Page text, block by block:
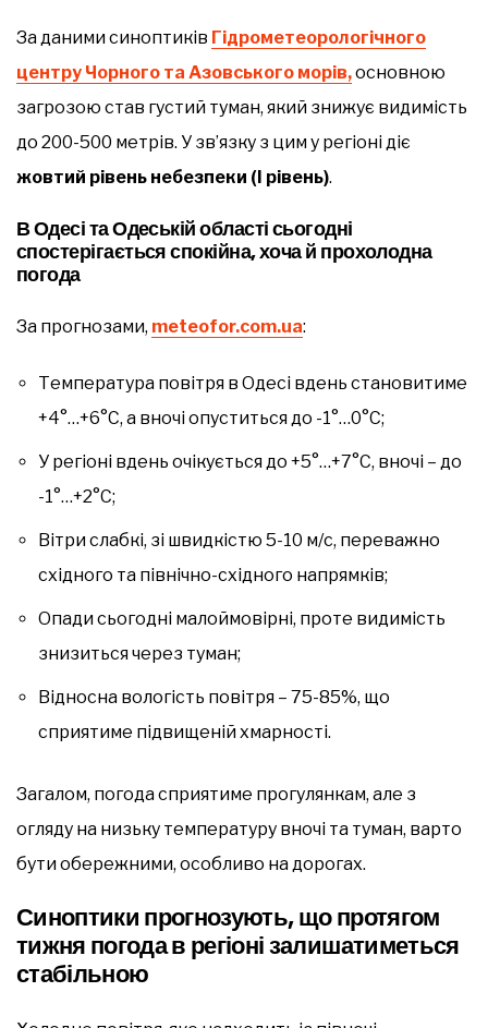
За даними синоптиків Гідрометеорологічного
центру Чорного та Азовського морів,основною
загрозою став густий туман, який знижує видимість
до 200-500 метрів. У зв’язку з цим у регіоні діє
жовтий рівень небезпеки (I рівень).
В Одесі та Одеській області сьогодні
спостерігається спокійна, хоча й прохолодна
погода
За прогнозами, meteofor.com.ua:
Температура повітря в Одесі вдень становитиме
+4°…+6°C, а вночі опуститься до -1°…0°C;
У регіоні вдень очікується до +5°…+7°C, вночі – до
-1°…+2°C;
Вітри слабкі, зі швидкістю 5-10 м/с, переважно
східного та північно-східного напрямків;
Опади сьогодні малоймовірні, проте видимість
знизиться через туман;
Відносна вологість повітря – 75-85%, що
сприятиме підвищеній хмарності.
Загалом, погода сприятиме прогулянкам, але з
огляду на низьку температуру вночі та туман, варто
бути обережними, особливо на дорогах.
Синоптики прогнозують, що протягом
тижня погода в регіоні залишатиметься
стабільною